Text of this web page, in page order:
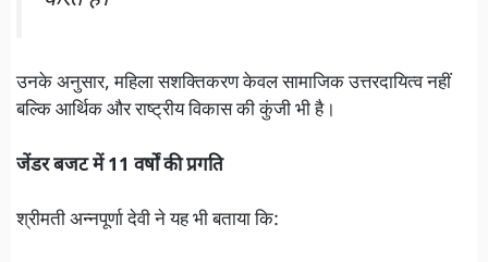
उनके अनुसार, महिला सशक्तिकरण केवल सामाजिक उत्तरदायित्व नहीं
बल्कि आर्थिक और राष्ट्रीय विकास की कुंजी भी है।
जेंडर बजट में 11 वर्षों की प्रगति
श्रीमती अन्नपूर्णा देवी ने यह भी बताया कि: